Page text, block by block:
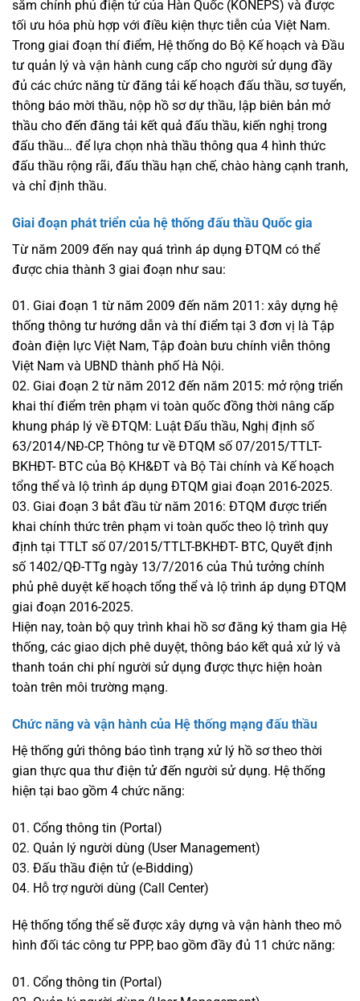
sắm chính phủ điện tử của Hàn Quốc (KONEPS) và được
tối ưu hóa phù hợp với điều kiện thực tiễn của Việt Nam.
Trong giai đoạn thí điểm, Hệ thống do Bộ Kế hoạch và Đầu
tư quản lý và vận hành cung cấp cho người sử dụng đầy
đủ các chức năng từ đăng tải kế hoạch đấu thầu, sơ tuyển,
thông báo mời thầu, nộp hồ sơ dự thầu, lập biên bản mở
thầu cho đến đăng tải kết quả đấu thầu, kiến nghị trong
đấu thầu… để lựa chọn nhà thầu thông qua 4 hình thức
đấu thầu rộng rãi, đấu thầu hạn chế, chào hàng cạnh tranh,
và chỉ định thầu.
Giai đoạn phát triển của hệ thống đấu thầu Quốc gia
Từ năm 2009 đến nay quá trình áp dụng ĐTQM có thể
được chia thành 3 giai đoạn như sau:
01. Giai đoạn 1 từ năm 2009 đến năm 2011: xây dựng hệ
thống thông tư hướng dẫn và thí điểm tại 3 đơn vị là Tập
đoàn điện lực Việt Nam, Tập đoàn bưu chính viễn thông
Việt Nam và UBND thành phố Hà Nội.
02. Giai đoạn 2 từ năm 2012 đến năm 2015: mở rộng triển
khai thí điểm trên phạm vi toàn quốc đồng thời nâng cấp
khung pháp lý về ĐTQM: Luật Đấu thầu, Nghị định số
63/2014/NĐ-CP, Thông tư về ĐTQM số 07/2015/TTLT-
BKHĐT- BTC của Bộ KH&ĐT và Bộ Tài chính và Kế hoạch
tổng thể và lộ trình áp dụng ĐTQM giai đoạn 2016-2025.
03. Giai đoạn 3 bắt đầu từ năm 2016: ĐTQM được triển
khai chính thức trên phạm vi toàn quốc theo lộ trình quy
định tại TTLT số 07/2015/TTLT-BKHĐT- BTC, Quyết định
số 1402/QĐ-TTg ngày 13/7/2016 của Thủ tưởng chính
phủ phê duyệt kế hoạch tổng thể và lộ trình áp dụng ĐTQM
giai đoạn 2016-2025.
Hiện nay, toàn bộ quy trình khai hồ sơ đăng ký tham gia Hệ
thống, các giao dịch phê duyệt, thông báo kết quả xử lý và
thanh toán chi phí người sử dụng được thực hiện hoàn
toàn trên môi trường mạng.
Chức năng và vận hành của Hệ thống mạng đấu thầu
Hệ thống gửi thông báo tình trạng xử lý hồ sơ theo thời
gian thực qua thư điện tử đến người sử dụng. Hệ thống
hiện tại bao gồm 4 chức năng:
01. Cổng thông tin (Portal)
02. Quản lý người dùng (User Management)
03. Đấu thầu điện tử (e-Bidding)
04. Hỗ trợ người dùng (Call Center)
Hệ thống tổng thể sẽ được xây dựng và vận hành theo mô
hình đối tác công tư PPP, bao gồm đầy đủ 11 chức năng:
01. Cổng thông tin (Portal)